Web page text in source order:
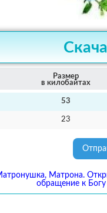
Размер
в килобайтах
53
23
Матрона.
обращение к Богу